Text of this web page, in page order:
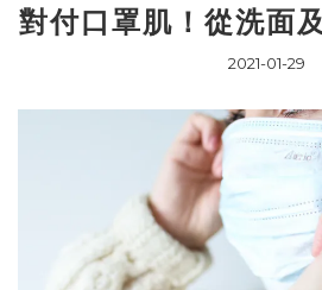
對付口罩肌！從洗面
2021-01-29